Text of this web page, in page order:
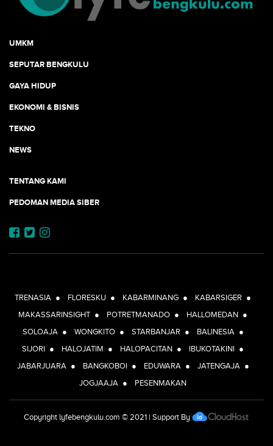
UMKM
SEPUTAR BENGKULU
GAYA HIDUP
EKONOMI & BISNIS
TEKNO
NEWS
TENTANG KAMI
PEDOMAN MEDIA SIBER
TRENASIA ● FLORESKU ● KABARMINANG ● KABARSIGER ●
MAKASSARINSIGHT ● POTRETMANADO ● HALLOMEDAN ●
SOLOAJA ● WONGKITO ● STARBANJAR ● BALINESIA ●
SIJORI ● HALOJATIM ● HALOPACITAN ● IBUKOTAKINI ●
JABARJUARA ● BANGKOBOI ● EDUWARA ● JATENGAJA ●
JOGJAAJA ● PESENMAKAN
Copyright lyfebengkulu.com © 2021 | Support By